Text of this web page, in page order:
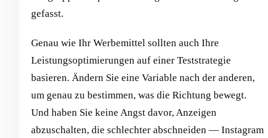
gefasst.
Genau wie Ihr Werbemittel sollten auch Ihre
Leistungsoptimierungen auf einer Teststrategie
basieren. Ändern Sie eine Variable nach der anderen,
um genau zu bestimmen, was die Richtung bewegt.
Und haben Sie keine Angst davor, Anzeigen
abzuschalten, die schlechter abschneiden — Instagram